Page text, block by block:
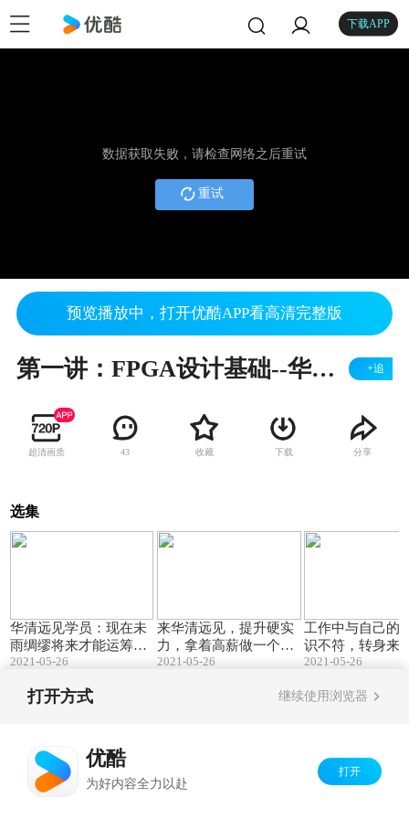
下载APP
数据获取失败，请检查网络之后重试
重试
预览播放中，打开优酷APP看高清完整版
第一讲：FPGA设计基础--华清远见fpga培训视频教程 +追
超清画质 43 收藏 下载 分享
选集
华清远见学员：现在未
雨绸缪将来才能运筹帷
幄
2021-05-26
来华清远见，提升硬实
力，拿着高薪做一个技
术大佬
2021-05-26
工作中与自己的
识不符，转身来
远见，成功就业
2021-05-26
打开方式 继续使用浏览器
优酷
为好内容全力以赴
打开